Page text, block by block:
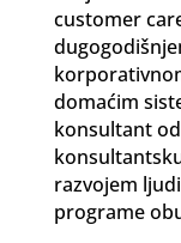
customer
domaćim
konsultant
razvojem
programe